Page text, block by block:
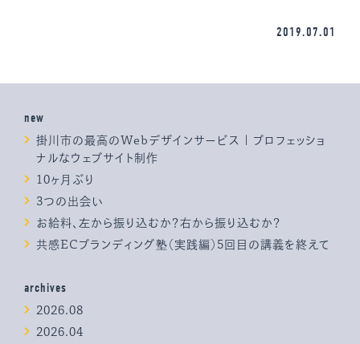
2019.07.01
new
掛川市の最高のWebデザインサービス | プロフェッショ
ナルなウェブサイト制作
10ヶ月ぶり
3つの出会い
お給料、左から振り込むか？右から振り込むか？
共感ECブランディング塾（実践編）5回目の講義を終えて
archives
2026.08
2026.04